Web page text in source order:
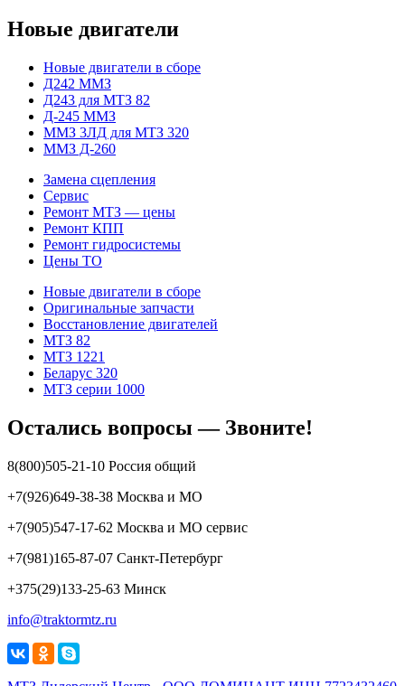
Новые двигатели
Новые двигатели в сборе
Д242 ММЗ
Д243 для МТЗ 82
Д-245 ММЗ
ММЗ 3ЛД для МТЗ 320
ММЗ Д-260
Замена сцепления
Сервис
Ремонт МТЗ — цены
Ремонт КПП
Ремонт гидросистемы
Цены ТО
Новые двигатели в сборе
Оригинальные запчасти
Восстановление двигателей
МТЗ 82
МТЗ 1221
Беларус 320
МТЗ серии 1000
Остались вопросы — Звоните!
8(800)505-21-10 Россия общий
+7(926)649-38-38 Москва и МО
+7(905)547-17-62 Москва и МО сервис
+7(981)165-87-07 Санкт-Петербург
+375(29)133-25-63 Минск
info@traktormtz.ru